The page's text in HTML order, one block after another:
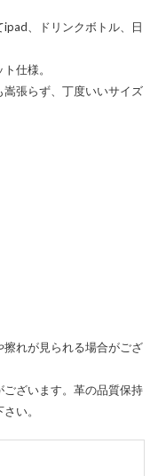
、ドリンクボトル、日
仕様。
張らず、丁度いいサイズ
れが見られる場合がござ
ざいます。革の品質保持
い。